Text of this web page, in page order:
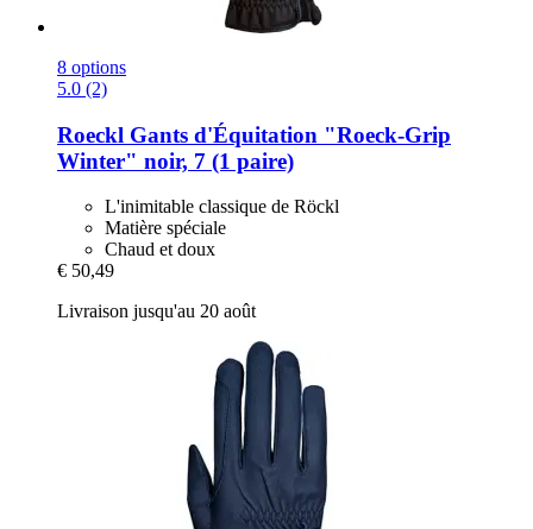
8 options
5.0 (2)
Roeckl Gants d'Équitation "Roeck-​Grip
Winter" noir, 7 (1 paire)
L'inimitable classique de Röckl
Matière spéciale
Chaud et doux
€ 50,49
Livraison jusqu'au 20 août